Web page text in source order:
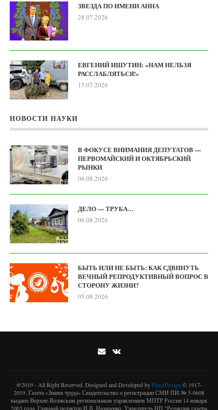
ЗВЕЗДА ПО ИМЕНИ АННА
28.07.2026
ЕВГЕНИЙ ИШУТИН: «НАМ НЕЛЬЗЯ
РАССЛАБЛЯТЬСЯ!»
15.07.2026
НОВОСТИ НАУКИ
В ФОКУСЕ ВНИМАНИЯ ДЕПУТАТОВ —
ПЕРВОМАЙСКИЙ И ОКТЯБРЬСКИЙ
РЫНКИ
06.08.2026
ДЕЛО — ТРУБА…
06.08.2026
БЫТЬ ИЛИ НЕ БЫТЬ: КАК СДВИНУТЬ
ВЕЧНЫЙ РЕПРОДУКТИВНЫЙ ВОПРОС В
СТОРОНУ ЖИЗНИ?
05.08.2026
@2019 - All Right Reserved. Designed and Developed byPenciDesign © 1917-
2019. Газета «Знамя труда» Свидетельство о регистрации СМИ ПИ № 5-0608
выдано Верхне-Волжским региональным управлением МПТР России 14 января
2003 года. Главный редактор И.В. Назаренко. Учредитель НП "Редакция газеты